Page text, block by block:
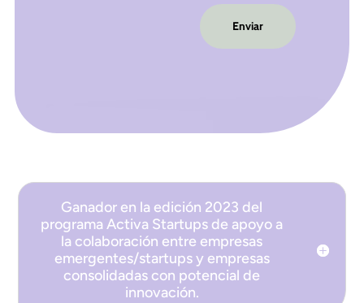
Enviar
Ganador en la edición 2023 del
programa Activa Startups de apoyo a
la colaboración entre empresas
emergentes/startups y empresas
consolidadas con potencial de
innovación.